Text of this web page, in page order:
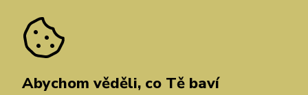
Pozáruční opravy
Dárkové poukazy
Vuchlook
Prodejny
Praha Brno Chrudim
Zásady ochrany osobních údajů
Abychom věděli, co Tě baví